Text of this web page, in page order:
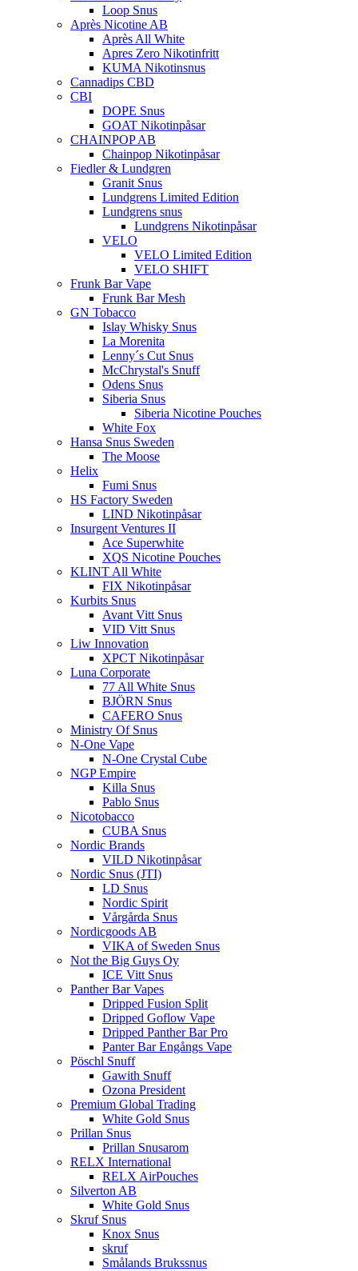
Loop Snus
Après Nicotine AB
Après All White
Apres Zero Nikotinfritt
KUMA Nikotinsnus
Cannadips CBD
CBI
DOPE Snus
GOAT Nikotinpåsar
CHAINPOP AB
Chainpop Nikotinpåsar
Fiedler & Lundgren
Granit Snus
Lundgrens Limited Edition
Lundgrens snus
Lundgrens Nikotinpåsar
VELO
VELO Limited Edition
VELO SHIFT
Frunk Bar Vape
Frunk Bar Mesh
GN Tobacco
Islay Whisky Snus
La Morenita
Lenny´s Cut Snus
McChrystal's Snuff
Odens Snus
Siberia Snus
Siberia Nicotine Pouches
White Fox
Hansa Snus Sweden
The Moose
Helix
Fumi Snus
HS Factory Sweden
LIND Nikotinpåsar
Insurgent Ventures II
Ace Superwhite
XQS Nicotine Pouches
KLINT All White
FIX Nikotinpåsar
Kurbits Snus
Avant Vitt Snus
VID Vitt Snus
Liw Innovation
XPCT Nikotinpåsar
Luna Corporate
77 All White Snus
BJÖRN Snus
CAFERO Snus
Ministry Of Snus
N-One Vape
N-One Crystal Cube
NGP Empire
Killa Snus
Pablo Snus
Nicotobacco
CUBA Snus
Nordic Brands
VILD Nikotinpåsar
Nordic Snus (JTI)
LD Snus
Nordic Spirit
Vårgårda Snus
Nordicgoods AB
VIKA of Sweden Snus
Not the Big Guys Oy
ICE Vitt Snus
Panther Bar Vapes
Dripped Fusion Split
Dripped Goflow Vape
Dripped Panther Bar Pro
Panter Bar Engångs Vape
Pöschl Snuff
Gawith Snuff
Ozona President
Premium Global Trading
White Gold Snus
Prillan Snus
Prillan Snusarom
RELX International
RELX AirPouches
Silverton AB
White Gold Snus
Skruf Snus
Knox Snus
skruf
Smålands Brukssnus